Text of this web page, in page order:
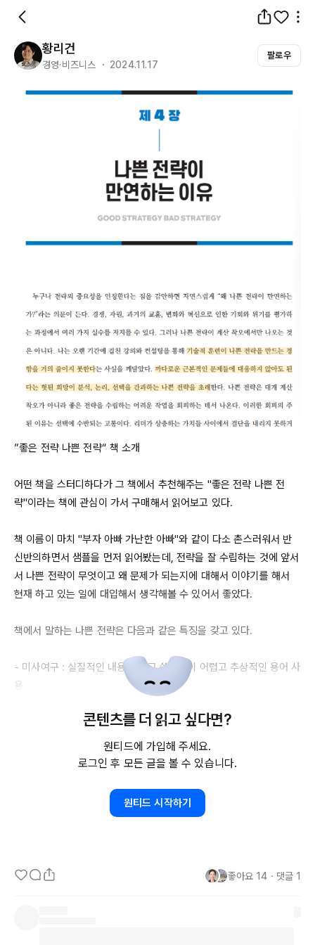
황리건
경영·비즈니스 ・ 2024.11.17
팔로우
”좋은 전략 나쁜 전략“ 책 소개
어떤 책을 스터디하다가 그 책에서 추천해주는 "좋은 전략 나쁜 전
략"이라는 책에 관심이 가서 구매해서 읽어보고 있다.
책 이름이 마치 "부자 아빠 가난한 아빠"와 같이 다소 촌스러워서 반
신반의하면서 샘플을 먼저 읽어봤는데, 전략을 잘 수립하는 것에 앞서
서 나쁜 전략이 무엇이고 왜 문제가 되는지에 대해서 이야기를 해서
현재 하고 있는 일에 대입해서 생각해볼 수 있어서 좋았다.
책에서 말하는 나쁜 전략은 다음과 같은 특징을 갖고 있다.
- 미사여구 : 실질적인 내용이 없고 쓸데없이 어렵고 추상적인 용어 사
용
- 목표와 전략의 혼동 : 장애물을 극복하는 구체적인 계획 없이 희망사
이러한 관점을 알고 살펴보면 나쁜 전략들을 주변에서 많이 찾아볼 수
콘텐츠를 더 읽고 싶다면?
원티드에 가입해 주세요.
로그인 후 모든 글을 볼 수 있습니다.
원티드 시작하기
좋아요 14・ 댓글 1